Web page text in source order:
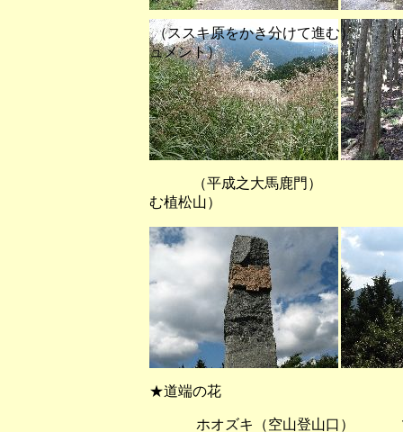
（ススキ原をかき分けて進む） （
ュメント）
（平成之大馬鹿門） （
む植松山）
★道端の花
ホオズキ（空山登山口） ツ